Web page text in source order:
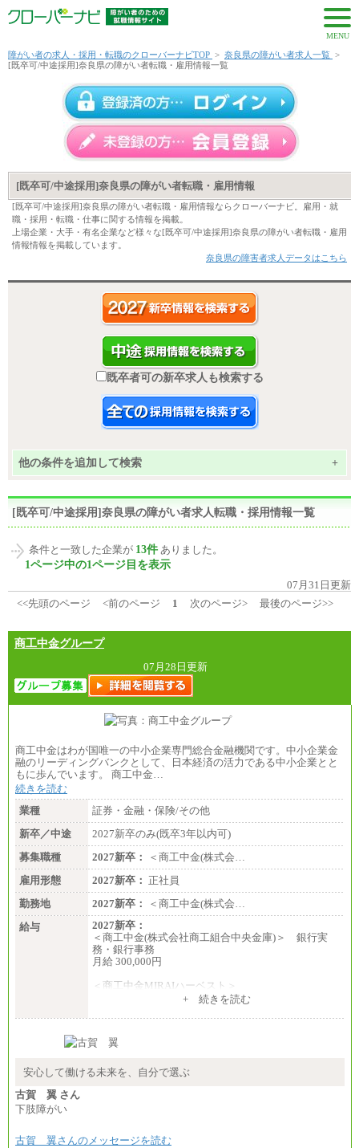
MENU
障がい者の求人・採用・転職のクローバーナビTOP > 奈良県の障がい者求人一覧 >
[既卒可/中途採用]奈良県の障がい者転職・雇用情報一覧
[既卒可/中途採用]奈良県の障がい者転職・雇用情報
[既卒可/中途採用]奈良県の障がい者転職・雇用情報ならクローバーナビ。雇用・就
職・採用・転職・仕事に関する情報を掲載。
上場企業・大手・有名企業など様々な[既卒可/中途採用]奈良県の障がい者転職・雇用
情報情報を掲載しています。
奈良県の障害者求人データはこちら
既卒者可の新卒求人も検索する
他の条件を追加して検索 +
[既卒可/中途採用]奈良県の障がい者求人転職・採用情報一覧
条件と一致した企業が 13件 ありました。
1ページ中の1ページ目を表示
07月31日更新
<<先頭のページ
<前のページ 1 次のページ> 最後のページ>>
商工中金グループ
07月28日更新
商工中金はわが国唯一の中小企業専門総合金融機関です。中小企業金
融のリーディングバンクとして、日本経済の活力である中小企業とと
もに歩んでいます。 商工中金…
続きを読む
業種
証券・金融・保険/その他
新卒／中途
2027新卒のみ(既卒3年以内可)
募集職種
2027新卒：
＜商工中金(株式会…
雇用形態
2027新卒： 正社員
勤務地
2027新卒：
＜商工中金(株式会…
給与
2027新卒：
＜商工中金(株式会社商工組合中央金庫)＞ 銀行実
務・銀行事務
月給 300,000円
＜商工中金MIRAIハーベスト＞
+ 続きを読む
安心して働ける未来を、自分で選ぶ
古賀 翼 さん
下肢障がい
古賀 翼さんのメッセージを読む